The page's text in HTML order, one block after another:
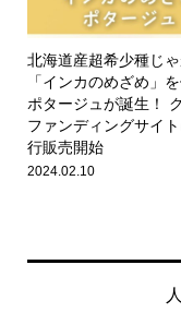
北海道産超希少種じ
「インカのめざめ」
ポタージュが誕生！
ファンディングサイ
行販売開始
2024.02.10